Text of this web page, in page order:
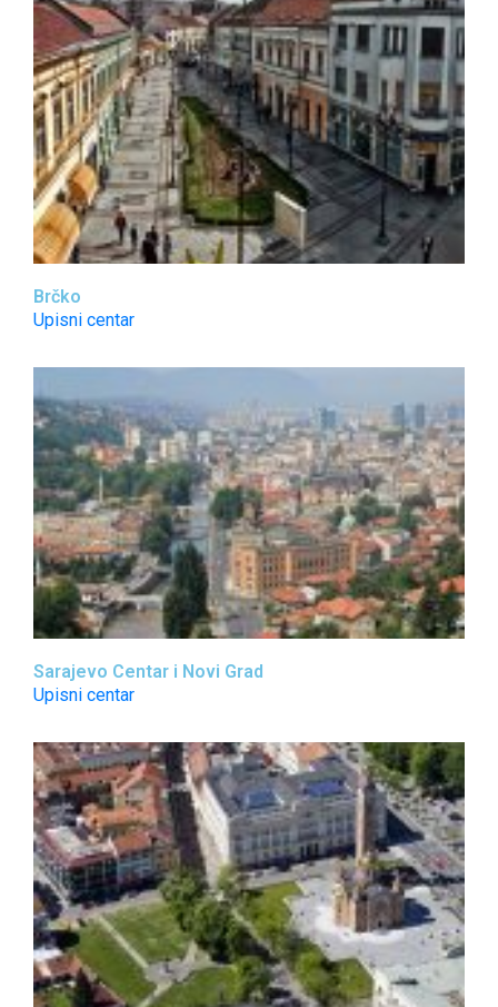
Brčko
Upisni centar
Sarajevo Centar i Novi Grad
Upisni centar